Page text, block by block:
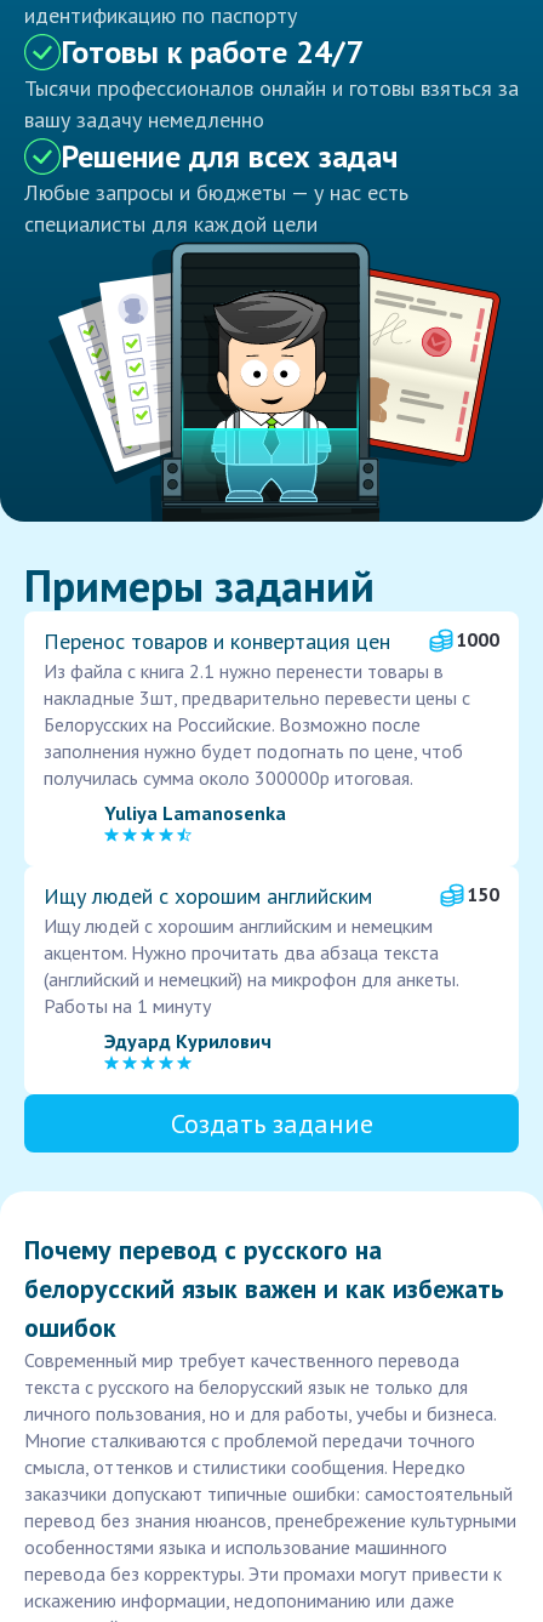
идентификацию по паспорту
Готовы к работе 24/7
Тысячи профессионалов онлайн и готовы взяться за
вашу задачу немедленно
Решение для всех задач
Любые запросы и бюджеты — у нас есть
специалисты для каждой цели
Примеры заданий
Перенос товаров и конвертация цен
1000
Из файла с книга 2.1 нужно перенести товары в
накладные 3шт, предварительно перевести цены с
Белорусских на Российские. Возможно после
заполнения нужно будет подогнать по цене, чтоб
получилась сумма около 300000р итоговая.
Yuliya Lamanosenka
Ищу людей с хорошим английским
150
Ищу людей с хорошим английским и немецким
акцентом. Нужно прочитать два абзаца текста
(английский и немецкий) на микрофон для анкеты.
Работы на 1 минуту
Эдуард Курилович
Создать задание
Почему перевод с русского на
белорусский язык важен и как избежать
ошибок
Современный мир требует качественного перевода
текста с русского на белорусский язык не только для
личного пользования, но и для работы, учебы и бизнеса.
Многие сталкиваются с проблемой передачи точного
смысла, оттенков и стилистики сообщения. Нередко
заказчики допускают типичные ошибки: самостоятельный
перевод без знания нюансов, пренебрежение культурными
особенностями языка и использование машинного
перевода без корректуры. Эти промахи могут привести к
искажению информации, недопониманию или даже